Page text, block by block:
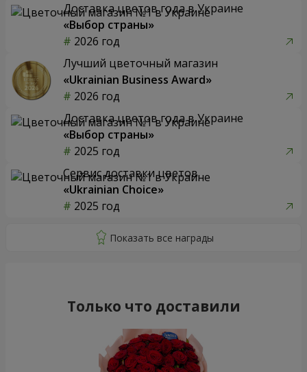
Доставка цветов года в Украине
«Выбор страны»
2026 год
Лучший цветочный магазин
«Ukrainian Business Award»
2026 год
Доставка цветов года в Украине
«Выбор страны»
2025 год
Сервис доставки цветов
«Ukrainian Choice»
2025 год
Только что доставили